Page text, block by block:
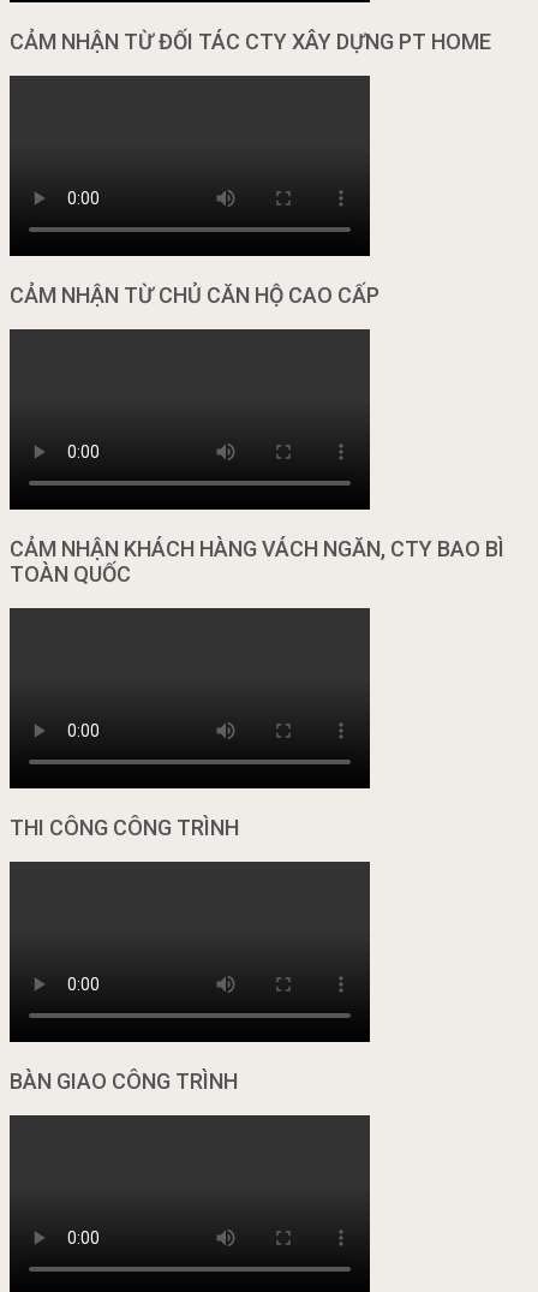
CẢM NHẬN TỪ ĐỐI TÁC CTY XÂY DỰNG PT HOME
CẢM NHẬN TỪ CHỦ CĂN HỘ CAO CẤP
CẢM NHẬN KHÁCH HÀNG VÁCH NGĂN, CTY BAO BÌ
TOÀN QUỐC
THI CÔNG CÔNG TRÌNH
BÀN GIAO CÔNG TRÌNH